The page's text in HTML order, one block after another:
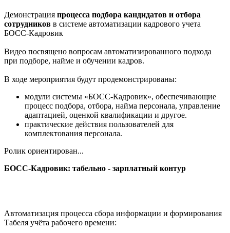
Демонстрация процесса подбора кандидатов и отбора
сотрудников в системе автоматизации кадрового учета
БОСС-Кадровик
Видео посвящено вопросам автоматизированного подхода
при подборе, найме и обучении кадров.
В ходе мероприятия будут продемонстрированы:
модули системы «БОСС-Кадровик», обеспечивающие
процесс подбора, отбора, найма персонала, управление
адаптацией, оценкой квалификации и другое.
практические действия пользователей для
комплектования персонала.
Ролик ориентирован...
БОСС-Кадровик: табельно - зарплатный контур
Автоматизация процесса сбора информации и формирования
Табеля учёта рабочего времени: